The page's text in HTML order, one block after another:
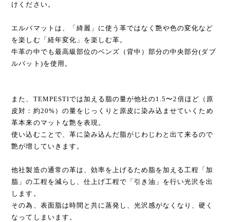
けください。
エルバマットは、「綺麗」に使う革ではなく艶や色の変化など
を楽しむ「経年変化」を楽しむ革。
牛革の中でも最高級部位のベンズ（背中）部分の中央部分(ダブ
ルバット)を使用。
また、TEMPESTIでは加える脂の量が他社の1.5〜2倍ほど（原
皮対：約20%）の量をじっくりと原皮に染み込ませていくため
革本来のマットな艶を表現。
使い込むことで、革に染み込んだ脂がじわじわと出て来るので
艶が増していきます。
他社製造の通常の革は、効率を上げるため脂を加える工程「加
脂」の工程を減らし、仕上げ工程で「引き油」を行い光沢を出
します。
その為、表面脂は時間と共に蒸発し、光沢感がなくなり、硬く
なってしまいます。